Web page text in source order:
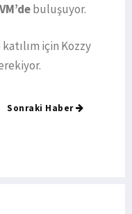
buluşuyor.
için Kozzy
Sonraki Haber